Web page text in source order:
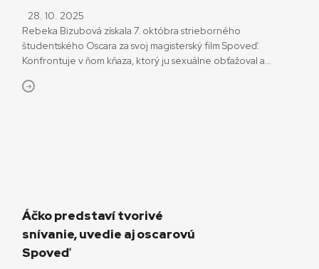
28. 10. 2025
Rebeka Bizubová získala 7. októbra strieborného
študentského Oscara za svoj magisterský film Spoveď.
Konfrontuje v ňom kňaza, ktorý ju sexuálne obťažoval a
už predtým získal Slnko v sieti a ďalšie ocenenia. S Rebekou
Áčko predstaví tvorivé
snívanie, uvedie aj oscarovú
Spoveď